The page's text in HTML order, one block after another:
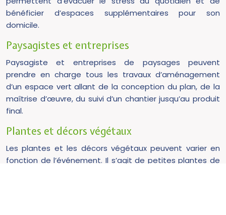
bénéficier d’espaces supplémentaires pour son
domicile.
Paysagistes et entreprises
Paysagiste et entreprises de paysages peuvent
prendre en charge tous les travaux d’aménagement
d’un espace vert allant de la conception du plan, de la
maîtrise d’œuvre, du suivi d’un chantier jusqu’au produit
final.
Plantes et décors végétaux
Les plantes et les décors végétaux peuvent varier en
fonction de l’événement. Il s’agit de petites plantes de